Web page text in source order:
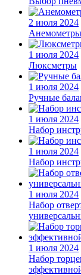
2 июля 2024
1 июля 2024
Люксметры
1 июля 2024
Ручные
1 июля 2024
Набор
1 июля 2024
Набор
1 июля 2024
Набор
1 июля 2024
Набор